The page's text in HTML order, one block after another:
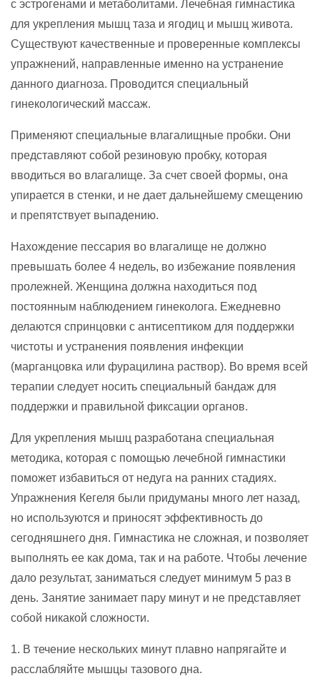
с эстрогенами и метаболитами. Лечебная гимнастика
для укрепления мышц таза и ягодиц и мышц живота.
Существуют качественные и проверенные комплексы
упражнений, направленные именно на устранение
данного диагноза. Проводится специальный
гинекологический массаж.
Применяют специальные влагалищные пробки. Они
представляют собой резиновую пробку, которая
вводиться во влагалище. За счет своей формы, она
упирается в стенки, и не дает дальнейшему смещению
и препятствует выпадению.
Нахождение пессария во влагалище не должно
превышать более 4 недель, во избежание появления
пролежней. Женщина должна находиться под
постоянным наблюдением гинеколога. Ежедневно
делаются спринцовки с антисептиком для поддержки
чистоты и устранения появления инфекции
(марганцовка или фурацилина раствор). Во время всей
терапии следует носить специальный бандаж для
поддержки и правильной фиксации органов.
Для укрепления мышц разработана специальная
методика, которая с помощью лечебной гимнастики
поможет избавиться от недуга на ранних стадиях.
Упражнения Кегеля были придуманы много лет назад,
но используются и приносят эффективность до
сегодняшнего дня. Гимнастика не сложная, и позволяет
выполнять ее как дома, так и на работе. Чтобы лечение
дало результат, заниматься следует минимум 5 раз в
день. Занятие занимает пару минут и не представляет
собой никакой сложности.
1. В течение нескольких минут плавно напрягайте и
расслабляйте мышцы тазового дна.